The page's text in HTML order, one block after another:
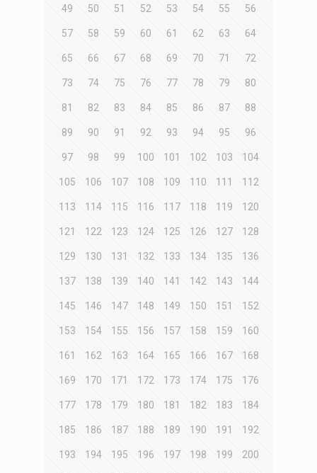
49 50 51 52 53 54 55 56
57 58 59 60 61 62 63 64
65 66 67 68 69 70 71 72
73 74 75 76 77 78 79 80
81 82 83 84 85 86 87 88
89 90 91 92 93 94 95 96
97 98 99 100 101 102 103 104
105 106 107 108 109 110 111 112
113 114 115 116 117 118 119 120
121 122 123 124 125 126 127 128
129 130 131 132 133 134 135 136
137 138 139 140 141 142 143 144
145 146 147 148 149 150 151 152
153 154 155 156 157 158 159 160
161 162 163 164 165 166 167 168
169 170 171 172 173 174 175 176
177 178 179 180 181 182 183 184
185 186 187 188 189 190 191 192
193 194 195 196 197 198 199 200